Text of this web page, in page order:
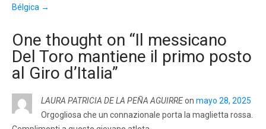
Bélgica →
One thought on “Il messicano
Del Toro mantiene il primo posto
al Giro d’Italia”
LAURA PATRICIA DE LA PEÑA AGUIRREon mayo 28, 2025
Orgogliosa che un connazionale porta la maglietta rossa.